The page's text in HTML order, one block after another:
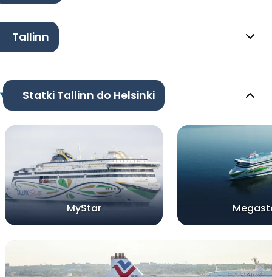
Tallinn
Statki Tallinn do Helsinki
MyStar